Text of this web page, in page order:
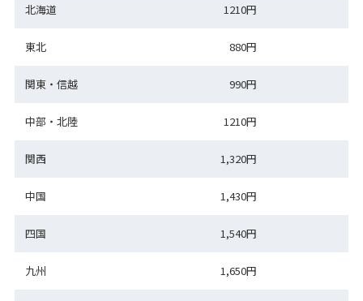
北海道 1210円
東北 880円
関東・信越 990円
中部・北陸 1210円
関西 1,320円
中国 1,430円
四国 1,540円
九州 1,650円